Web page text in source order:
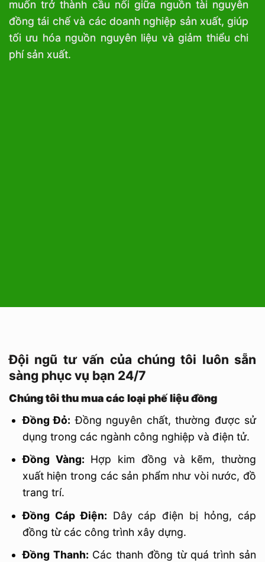
muốn trở thành cầu nối giữa nguồn tài nguyên
đồng tái chế và các doanh nghiệp sản xuất, giúp
tối ưu hóa nguồn nguyên liệu và giảm thiểu chi
phí sản xuất.
Đội ngũ tư vấn của chúng tôi luôn sẵn
sàng phục vụ bạn 24/7
Chúng tôi thu mua các loại phế liệu đồng
Đồng Đỏ: Đồng nguyên chất, thường được sử
dụng trong các ngành công nghiệp và điện tử.
Đồng Vàng: Hợp kim đồng và kẽm, thường
xuất hiện trong các sản phẩm như vòi nước, đồ
trang trí.
Đồng Cáp Điện: Dây cáp điện bị hỏng, cáp
đồng từ các công trình xây dựng.
Đồng Thanh: Các thanh đồng từ quá trình sản